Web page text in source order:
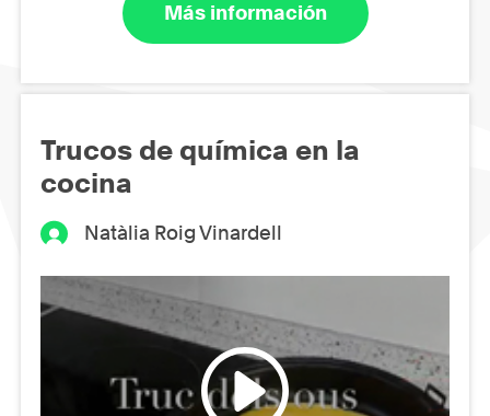
Más información
Trucos de química en la
cocina
Natàlia Roig Vinardell